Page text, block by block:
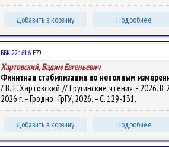
Добавить в корзину Подробнее
ББК 22.161.6 Е79
Хартовский, Вадим Евгеньевич
Финитная стабилизация по неполным
/ В. Е. Хартовский // Еругинские чтения - 2026.
2026 г. – Гродно : ГрГУ, 2026. – С. 129-131.
Добавить в корзину Подробнее